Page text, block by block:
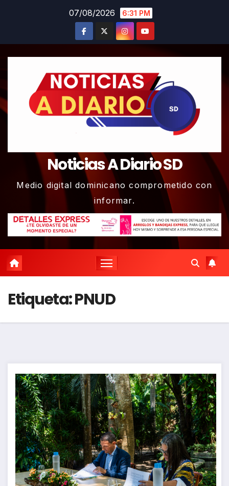
07/08/2026 6:31 PM
Noticias A Diario SD
Medio digital dominicano comprometido con
informar.
Etiqueta:PNUD